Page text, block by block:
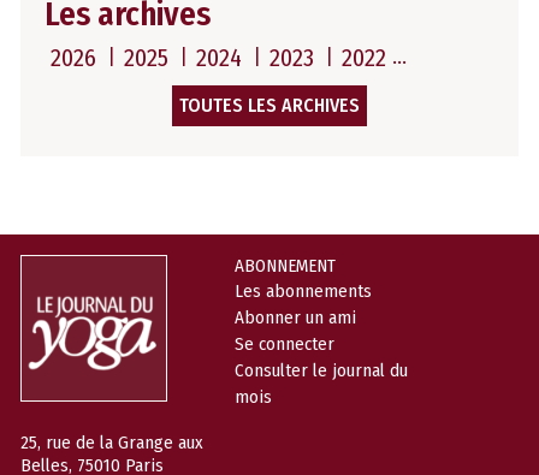
Les archives
2026 2025 2024 2023 2022
TOUTES LES ARCHIVES
25, rue de la Grange aux
Belles, 75010 Paris
ABONNEMENT
Les abonnements
Abonner un ami
Se connecter
Consulter le journal du
mois